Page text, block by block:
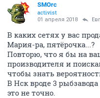
SMOrc
activist
01 апреля 2018
В каких сетях у вас
Мария-ра, пятёрочка...?
Повторю, что я бы на
производителя и
чтобы знать
В Нск вроде 3
это не точно.